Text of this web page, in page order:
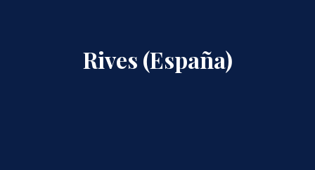
Rives (España)